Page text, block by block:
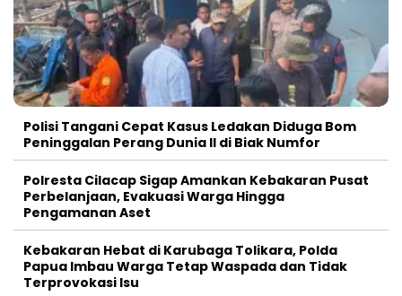
Polisi Tangani Cepat Kasus Ledakan Diduga Bom
Peninggalan Perang Dunia II di Biak Numfor
Polresta Cilacap Sigap Amankan Kebakaran Pusat
Perbelanjaan, Evakuasi Warga Hingga
Pengamanan Aset
Kebakaran Hebat di Karubaga Tolikara, Polda
Papua Imbau Warga Tetap Waspada dan Tidak
Terprovokasi Isu